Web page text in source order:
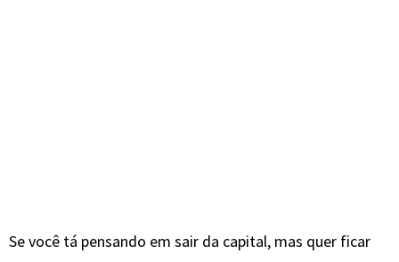
Se você tá pensando em sair da capital, mas quer ficar